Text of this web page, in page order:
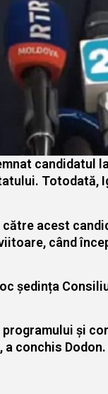
candidatul
Totodată,
către acest
când
și
conchis Dodon.